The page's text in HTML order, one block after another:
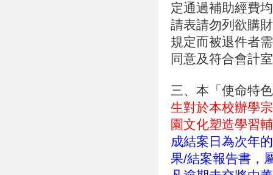
定通過補助經費
請表請勿列欲購
規定而被退件者
同意及符合會計
三、本「使命特
生對於本校辦學
園文化塑造學習
成結案日為次年
果/結案報告書，